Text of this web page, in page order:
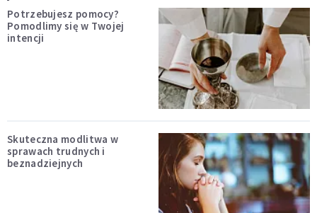
Potrzebujesz pomocy?
Pomodlimy się w Twojej
intencji
Skuteczna modlitwa w
sprawach trudnych i
beznadziejnych